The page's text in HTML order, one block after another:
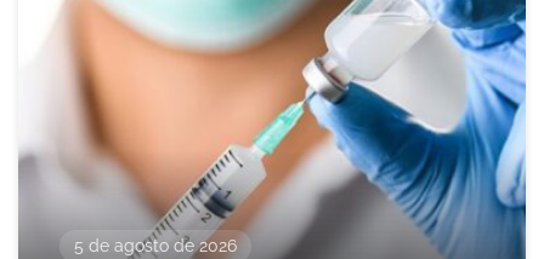
5 de agosto de 2026